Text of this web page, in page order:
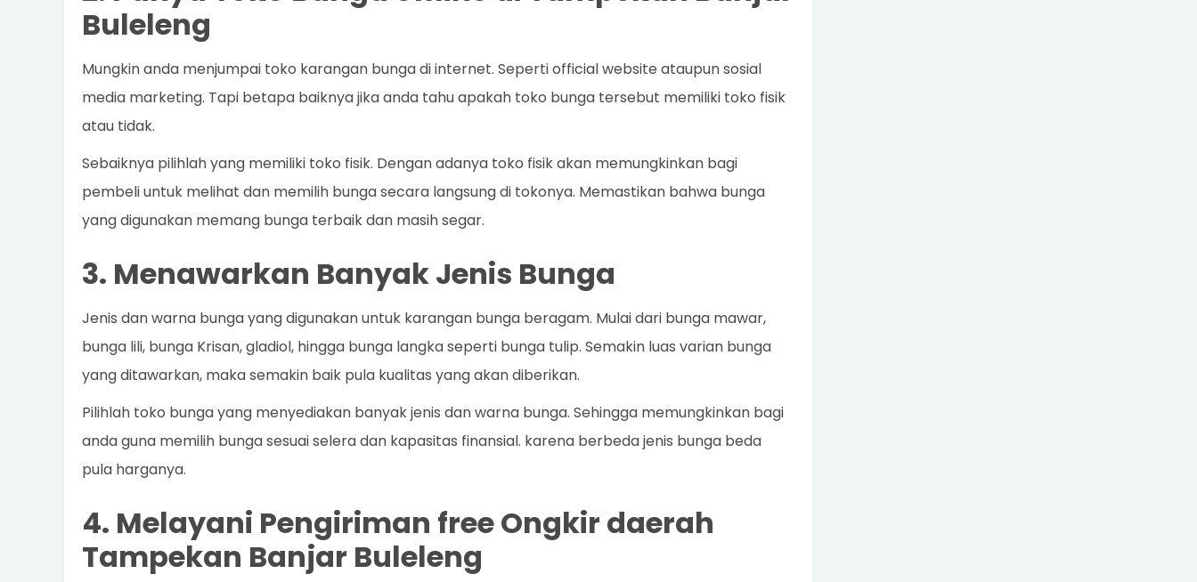
Buleleng
Mungkin anda menjumpai toko karangan bunga di internet. Seperti official website ataupun sosial
media marketing. Tapi betapa baiknya jika anda tahu apakah toko bunga tersebut memiliki toko fisik
atau tidak.
Sebaiknya pilihlah yang memiliki toko fisik. Dengan adanya toko fisik akan memungkinkan bagi
pembeli untuk melihat dan memilih bunga secara langsung di tokonya. Memastikan bahwa bunga
yang digunakan memang bunga terbaik dan masih segar.
3. Menawarkan Banyak Jenis Bunga
Jenis dan warna bunga yang digunakan untuk karangan bunga beragam. Mulai dari bunga mawar,
bunga lili, bunga Krisan, gladiol, hingga bunga langka seperti bunga tulip. Semakin luas varian bunga
yang ditawarkan, maka semakin baik pula kualitas yang akan diberikan.
Pilihlah toko bunga yang menyediakan banyak jenis dan warna bunga. Sehingga memungkinkan bagi
anda guna memilih bunga sesuai selera dan kapasitas finansial. karena berbeda jenis bunga beda
pula harganya.
4. Melayani Pengiriman free Ongkir daerah
Tampekan Banjar Buleleng